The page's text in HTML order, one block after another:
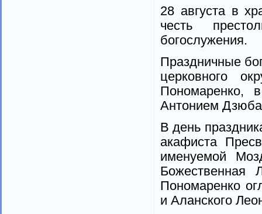
28 августа в
честь
богослужения.
Праздничные
церковного
Пономаренко,
Антонием
В день
акафиста
именуемой
Божественная
Пономаренко
и Аланского